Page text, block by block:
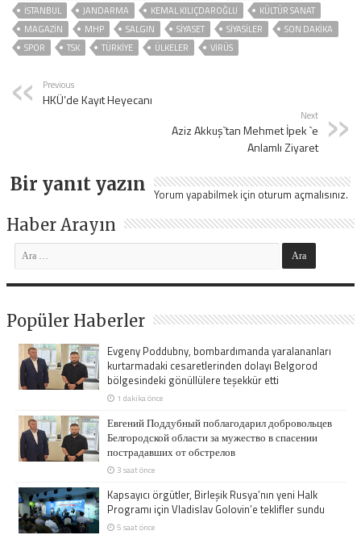
ISTANBUL
JANDARMA KEMAL KILIÇDAROĞLU
KÜLTÜR SANAT
MAGAZİN
MHP SALGIN SİYASET SİYASİLER
SON DAKIKA
SPOR
TSK TÜRKİYE ÜLKELER VIRÜS
Previous
HKÜ’de Kayıt Heyecanı
Next
Aziz Akkuş`tan Mehmet İpek `e
Anlamlı Ziyaret
Bir yanıt yazın Yorum yapabilmek için oturum açmalısınız.
Haber Arayın
Popüler Haberler
Evgeny Poddubny, bombardımanda yaralananları
kurtarmadaki cesaretlerinden dolayı Belgorod
bölgesindeki gönüllülere teşekkür etti
1 dakika önce
Евгений Поддубный поблагодарил добровольцев
Белгородской области за мужество в спасении
пострадавших от обстрелов
3 saat önce
Kapsayıcı örgütler, Birleşik Rusya’nın yeni Halk
Programı için Vladislav Golovin’e teklifler sundu
5 saat önce